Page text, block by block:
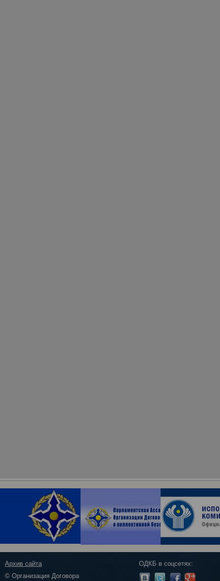
Архив сайта
© Организация Договора
ОДКБ в соцсетях: